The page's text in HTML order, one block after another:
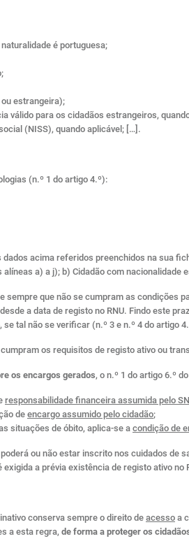
é portuguesa;
estrangeira);
válido para os cidadãos estrangeiros,
(NISS), quando aplicável; […].
(n.º 1 do artigo 4.º):
dados acima referidos preenchidos na sua
a) a j); b) Cidadão com
sempre que não se cumpram as condições
a data de registo no RNU. Findo este
tal não se verificar (n.º 3 e n.º 4 do artigo
os requisitos de registo ativo ou
os encargos gerados, o n.º 1 do artigo 6.º
responsabilidade financeira assumida pelo
de encargo assumido pelo cidadão;
situações de óbito, aplica-se a condição de
ou não estar inscrito nos cuidados
a prévia existência de registo ativo no
conserva sempre o direito de acesso a
a esta regra,de forma a proteger os